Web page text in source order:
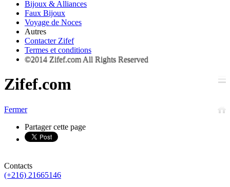
Bijoux & Alliances
Faux Bijoux
Voyage de Noces
Autres
Contacter Zifef
Termes et conditions
©2014 Zifef.com All Rights Reserved
Zifef.com
Fermer
Partager cette page
Contacts
(+216) 21665146